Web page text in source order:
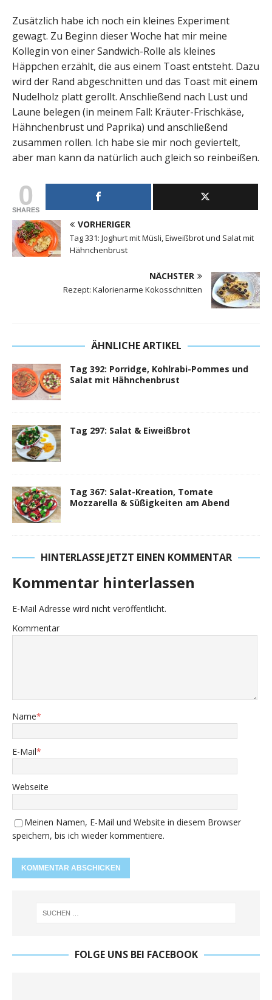
Zusätzlich habe ich noch ein kleines Experiment
gewagt. Zu Beginn dieser Woche hat mir meine
Kollegin von einer Sandwich-Rolle als kleines
Häppchen erzählt, die aus einem Toast entsteht. Dazu
wird der Rand abgeschnitten und das Toast mit einem
Nudelholz platt gerollt. Anschließend nach Lust und
Laune belegen (in meinem Fall: Kräuter-Frischkäse,
Hähnchenbrust und Paprika) und anschließend
zusammen rollen. Ich habe sie mir noch geviertelt,
aber man kann da natürlich auch gleich so reinbeißen.
0
SHARES
VORHERIGER
Tag 331: Joghurt mit Müsli, Eiweißbrot und Salat mit
Hähnchenbrust
NÄCHSTER
Rezept: Kalorienarme Kokosschnitten
ÄHNLICHE ARTIKEL
Tag 392: Porridge, Kohlrabi-Pommes und
Salat mit Hähnchenbrust
Tag 297: Salat & Eiweißbrot
Tag 367: Salat-Kreation, Tomate
Mozzarella & Süßigkeiten am Abend
HINTERLASSE JETZT EINEN KOMMENTAR
Kommentar hinterlassen
E-Mail Adresse wird nicht veröffentlicht.
Kommentar
Name*
E-Mail*
Webseite
Meinen Namen, E-Mail und Website in diesem Browser
speichern, bis ich wieder kommentiere.
FOLGE UNS BEI FACEBOOK